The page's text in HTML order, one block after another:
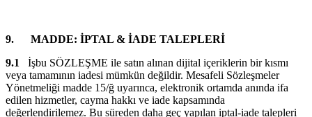
9.
MADDE: İPTAL & İADE TALEPLERİ
9.1
İşbu SÖZLEŞME ile satın alınan dijital içeriklerin bir kısmı
veya tamamının iadesi mümkün değildir. Mesafeli Sözleşmeler
Yönetmeliği madde 15/ğ uyarınca, elektronik ortamda anında ifa
edilen hizmetler, cayma hakkı ve iade kapsamında
değerlendirilemez. Bu süreden daha geç yapılan iptal-iade talepleri